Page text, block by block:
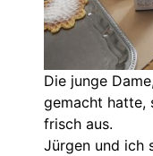
Die junge
gemacht hatte,
frisch aus.
Jürgen und ich